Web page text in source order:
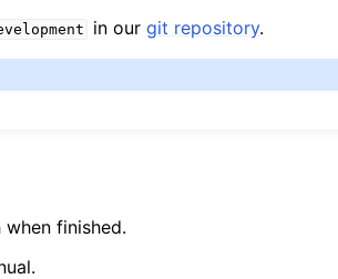
in ourgit repository.
finished.